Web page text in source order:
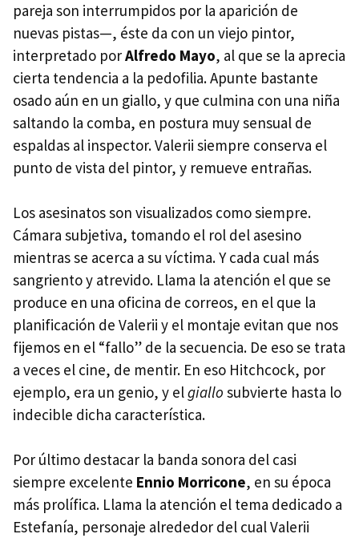
pareja son interrumpidos por la aparición de
nuevas pistas—, éste da con un viejo pintor,
interpretado porAlfredo Mayo, al que se la aprecia
cierta tendencia a la pedofilia. Apunte bastante
osado aún en un giallo, y que culmina con una niña
saltando la comba, en postura muy sensual de
espaldas al inspector. Valerii siempre conserva el
punto de vista del pintor, y remueve entrañas.
Los asesinatos son visualizados como siempre.
Cámara subjetiva, tomando el rol del asesino
mientras se acerca a su víctima. Y cada cual más
sangriento y atrevido. Llama la atención el que se
produce en una oficina de correos, en el que la
planificación de Valerii y el montaje evitan que nos
fijemos en el “fallo” de la secuencia. De eso se trata
a veces el cine, de mentir. En eso Hitchcock, por
ejemplo, era un genio, y elgiallo subvierte hasta lo
indecible dicha característica.
Por último destacar la banda sonora del casi
siempre excelente Ennio Morricone, en su época
más prolífica. Llama la atención el tema dedicado a
Estefanía, personaje alrededor del cual Valerii